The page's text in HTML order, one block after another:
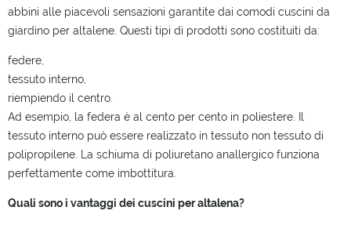
abbini alle piacevoli sensazioni garantite dai comodi cuscini da
giardino per altalene. Questi tipi di prodotti sono costituiti da:
federe,
tessuto interno,
riempiendo il centro.
Ad esempio, la federa è al cento per cento in poliestere. Il
tessuto interno può essere realizzato in tessuto non tessuto di
polipropilene. La schiuma di poliuretano anallergico funziona
perfettamente come imbottitura.
Quali sono i vantaggi dei cuscini per altalena?